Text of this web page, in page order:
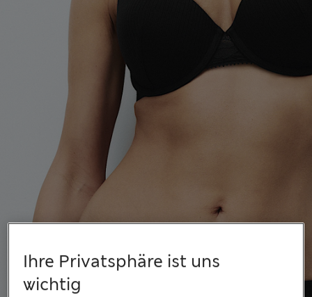
Ihre Privatsphäre ist uns
wichtig